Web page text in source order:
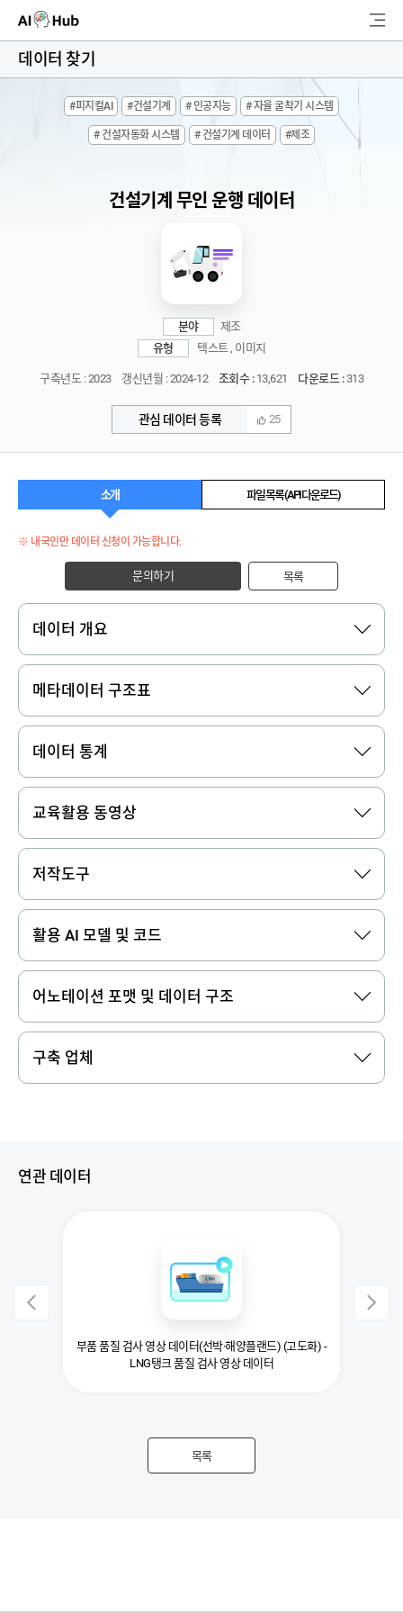
AI-Hub
색
데이터 찾기
#피지컬AI #건설기계 # 인공지능 # 자율 굴착기 시스템
# 건설자동화 시스템 # 건설기계 데이터 #제조
건설기계 무인 운행 데이터
분야
제조
유형
텍스트 , 이미지
구축년도 : 2023 갱신년월 : 2024-12 조회수 :13,621 다운로드 :313
관심 데이터 등록 25
소개 파일 목록 (API 다운로드)
※ 내국인만 데이터 신청이 가능합니다.
문의하기 목록
데이터 개요
메타데이터 구조표
데이터 통계
교육활용 동영상
저작도구
활용 AI 모델 및 코드
어노테이션 포맷 및 데이터 구조
구축 업체
연관 데이터
부품 품질 검사 영상 데이터(선박·해양플랜드) (고도화) -
LNG탱크 품질 검사 영상 데이터
목록